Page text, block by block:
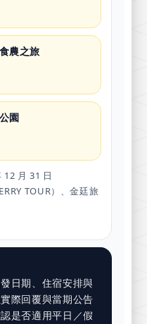
農之旅
園
12 月 31 日
TOUR）、金廷旅
日期、住宿安排與
際回覆與當期公告
是否適用平日／假